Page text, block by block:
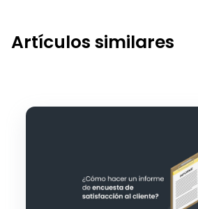
Artículos similares